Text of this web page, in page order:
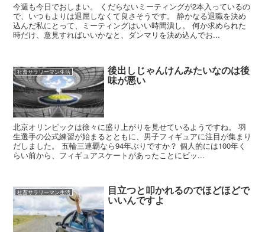
今週も今日でおしまい。 くだらないミーティングが2本入っているの
で、いつもよりは退屈しなくて良さそうです。 静かなる退職を決め
込んだ私にとって、ミーティングはいい時間潰し。 何か求められた
時だけ、意見すればいいかなと、ダンマリを決め込んでお...
社畜サラリーマン生活 後出しじゃんけんみたいなのは後
味が悪い
北京オリンピックは徐々に盛り上がりを見せているようですね。 羽
生選手の公式練習が始まるとともに、男子フィギュアに注目が集まり
だしました。 五輪三連覇なら94年ぶりですか？ 個人的には100年く
らい前から、フィギュアスケートがあったことにビッ...
社畜サラリーマン生活 目立つと叩かれるのでほどほどで
いいんですよ